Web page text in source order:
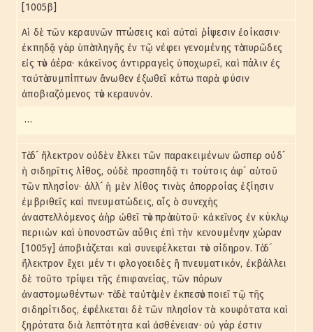
[1005β]
Αἱ δὲ τῶν κεραυνῶν πτώσεις καὶ αὐταὶ ῥίψεσιν ἐοίκασιν·
ἐκπηδᾷ γὰρ ὑπὸ πληγῆς ἐν τῷ νέφει γενομένης τὸ πυρῶδες
εἰς τὸν ἀέρα· κἀκεῖνος ἀντιρραγεὶς ὑποχωρεῖ, καὶ πάλιν ἐς
ταὐτὸ συμπίπτων ἄνωθεν ἐξωθεῖ κάτω παρὰ φύσιν
ἀποβιαζόμενος τὸν κεραυνόν.
…
Τὸ δ´ ἤλεκτρον οὐδὲν ἕλκει τῶν παρακειμένων ὥσπερ οὐδ´
ἡ σιδηρῖτις λίθος, οὐδὲ προσπηδᾷ τι τούτοις ἀφ´ αὑτοῦ
τῶν πλησίον· ἀλλ´ ἡ μὲν λίθος τινὰς ἀπορροίας ἐξίησιν
ἐμβριθεῖς καὶ πνευματώδεις, αἷς ὁ συνεχὴς
ἀναστελλόμενος ἀὴρ ὠθεῖ τὸν πρὸ αὑτοῦ· κἀκεῖνος ἐν κύκλῳ
περιιὼν καὶ ὑπονοστῶν αὖθις ἐπὶ τὴν κενουμένην χώραν
[1005γ] ἀποβιάζεται καὶ συνεφέλκεται τὸν σίδηρον. Τὸ δ´
ἤλεκτρον ἔχει μέν τι φλογοειδὲς ἢ πνευματικόν, ἐκβάλλει
δὲ τοῦτο τρίψει τῆς ἐπιφανείας, τῶν πόρων
ἀναστομωθέντων· τὸ δὲ ταὐτὸ μὲν ἐκπεσὸν ποιεῖ τῷ τῆς
σιδηρίτιδος, ἐφέλκεται δὲ τῶν πλησίον τὰ κουφότατα καὶ
ξηρότατα διὰ λεπτότητα καὶ ἀσθένειαν· οὐ γάρ ἐστιν